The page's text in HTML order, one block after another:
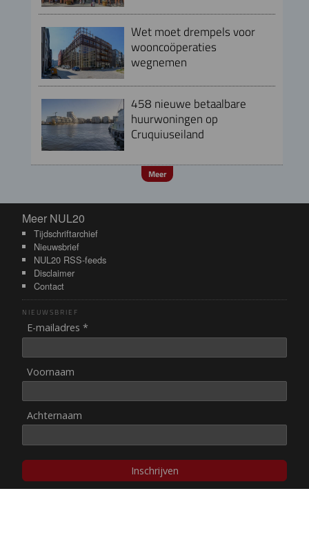
Wet moet drempels voor
wooncoöperaties
wegnemen
458 nieuwe betaalbare
huurwoningen op
Cruquiuseiland
Meer
Meer NUL20
Meer NUL20
Tijdschriftarchief
Nieuwsbrief
NUL20 RSS-feeds
Disclaimer
Contact
NIEUWSBRIEF
E-mailadres *
Voornaam
Achternaam
Inschrijven